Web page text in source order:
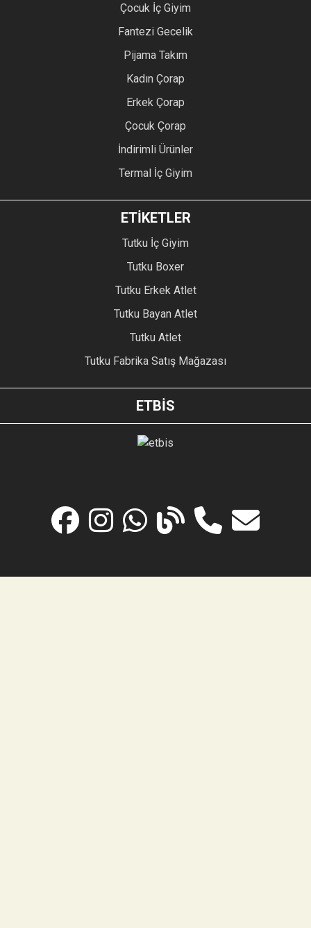
Çocuk İç Giyim
Fantezi Gecelik
Pijama Takım
Kadın Çorap
Erkek Çorap
Çocuk Çorap
İndirimli Ürünler
Termal İç Giyim
ETİKETLER
Tutku İç Giyim
Tutku Boxer
Tutku Erkek Atlet
Tutku Bayan Atlet
Tutku Atlet
Tutku Fabrika Satış Mağazası
ETBİS